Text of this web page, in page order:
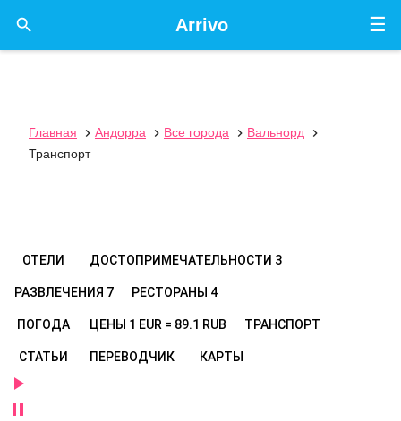
☰
Arrivo

Главная  Андорра  Все города  Вальнорд

Транспорт
ОТЕЛИ ДОСТОПРИМЕЧАТЕЛЬНОСТИ 3
РАЗВЛЕЧЕНИЯ 7 РЕСТОРАНЫ 4
ПОГОДА ЦЕНЫ 1 EUR = 89.1 RUB ТРАНСПОРТ
СТАТЬИ ПЕРЕВОДЧИК КАРТЫ

